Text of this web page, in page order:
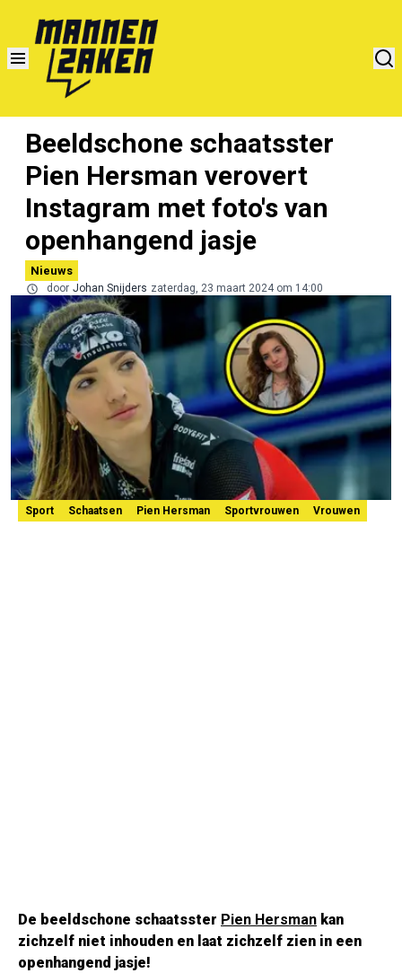
Beeldschone schaatsster
Pien Hersman verovert
Instagram met foto's van
openhangend jasje
Nieuws
door Johan Snijders zaterdag, 23 maart 2024 om 14:00
Sport Schaatsen Pien Hersman Sportvrouwen Vrouwen
De beeldschone schaatsster Pien Hersman kan
zichzelf niet inhouden en laat zichzelf zien in een
openhangend jasje!